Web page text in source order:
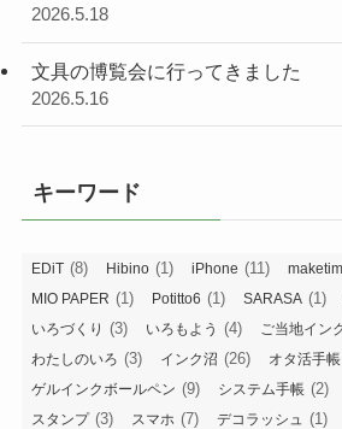
2026.5.18
文具の博覧会に行ってきました
2026.5.16
キーワード
EDiT (8) Hibino (1) iPhone (11)
MIO PAPER (1) Potitto6 (1) SARASA (1)
いろづくり (3) いろもよう (4) ご当地イン
わたしのいろ (3) インク沼 (26) オタ活手帳
ゲルインクボールペン (9) システム手帳 (2)
スタンプ(3) スマホ (7) デコラッシュ (1)